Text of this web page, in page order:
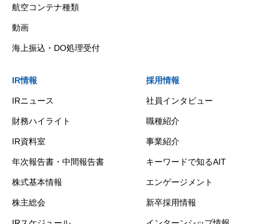
航空コンテナ種類
動画
海上振込・DO処理受付
IR情報
IRニュース
財務ハイライト
IR資料室
年次報告書・中間報告書
株式基本情報
株主総会
採用情報
社員インタビュー
職種紹介
事業紹介
キーワードで知るAIT
エンゲージメント
新卒採用情報